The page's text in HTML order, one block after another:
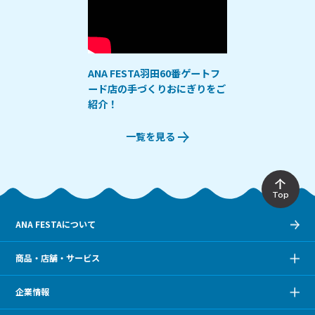
ANA FESTA羽田60番ゲートフ
ード店の手づくりおにぎりをご
紹介！
一覧を見る
Top
ANA FESTAについて
商品・店舗・サービス
企業情報